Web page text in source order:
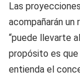
Las
acompañarán un
“puede llevarte
propósito es
entienda el